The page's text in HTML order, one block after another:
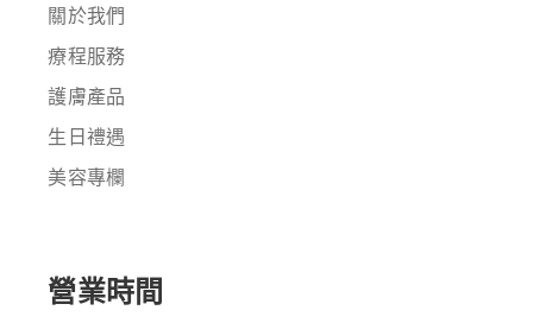
關於我們
療程服務
護膚產品
生日禮遇
美容專欄
營業時間